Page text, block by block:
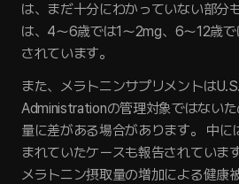
は、まだ十分にわかっていない部分
は、4〜6歳では1〜2mg、6〜12歳
されています。
また、メラトニンサプリメントは
Administrationの管理対象ではない
量に差がある場合があります。 中に
まれていたケースも報告されていま
メラトニン摂取量の増加による健康